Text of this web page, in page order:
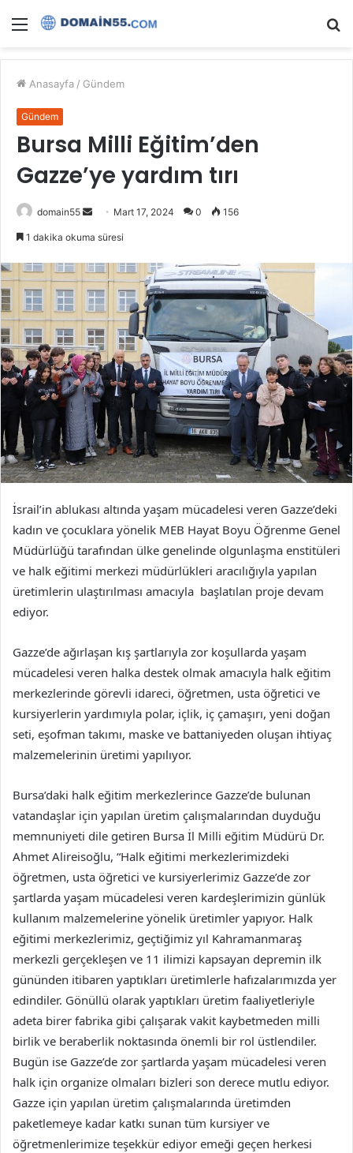
Menü
Anasayfa / Gündem
Gündem
Bursa Milli Eğitim’den
Gazze’ye yardım tırı
domain55
Bir
göndermek
Mart 17, 2024 0 156
1 dakika okuma süresi
İsrail’in ablukası altında yaşam mücadelesi veren Gazze’deki
kadın ve çocuklara yönelik MEB Hayat Boyu Öğrenme Genel
Müdürlüğü tarafından ülke genelinde olgunlaşma enstitüleri
ve halk eğitimi merkezi müdürlükleri aracılığıyla yapılan
üretimlerin ulaştırılması amacıyla başlatılan proje devam
ediyor.
Gazze’de ağırlaşan kış şartlarıyla zor koşullarda yaşam
mücadelesi veren halka destek olmak amacıyla halk eğitim
merkezlerinde görevli idareci, öğretmen, usta öğretici ve
kursiyerlerin yardımıyla polar, içlik, iç çamaşırı, yeni doğan
seti, eşofman takımı, maske ve battaniyeden oluşan ihtiyaç
malzemelerinin üretimi yapılıyor.
Bursa’daki halk eğitim merkezlerince Gazze’de bulunan
vatandaşlar için yapılan üretim çalışmalarından duyduğu
memnuniyeti dile getiren Bursa İl Milli eğitim Müdürü Dr.
Ahmet Alireisoğlu, “Halk eğitimi merkezlerimizdeki
öğretmen, usta öğretici ve kursiyerlerimiz Gazze’de zor
şartlarda yaşam mücadelesi veren kardeşlerimizin günlük
kullanım malzemelerine yönelik üretimler yapıyor. Halk
eğitimi merkezlerimiz, geçtiğimiz yıl Kahramanmaraş
merkezli gerçekleşen ve 11 ilimizi kapsayan depremin ilk
gününden itibaren yaptıkları üretimlerle hafızalarımızda yer
edindiler. Gönüllü olarak yaptıkları üretim faaliyetleriyle
adeta birer fabrika gibi çalışarak vakit kaybetmeden milli
birlik ve beraberlik noktasında önemli bir rol üstlendiler.
Bugün ise Gazze’de zor şartlarda yaşam mücadelesi veren
halk için organize olmaları bizleri son derece mutlu ediyor.
Gazze için yapılan üretim çalışmalarında üretimden
paketlemeye kadar katkı sunan tüm kursiyer ve
öğretmenlerimize teşekkür ediyor emeği geçen herkesi